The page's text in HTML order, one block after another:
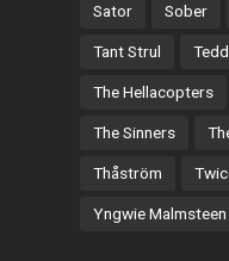
Sator Sober
Tant Strul
The Hellacopters
The Sinners
Thåström
Yngwie Malmsteen